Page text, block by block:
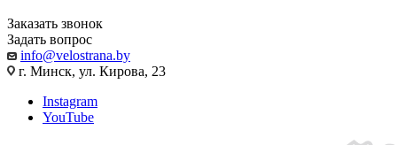
Заказать звонок
Задать вопрос
info@velostrana.by
г. Минск, ул. Кирова, 23
Instagram
YouTube